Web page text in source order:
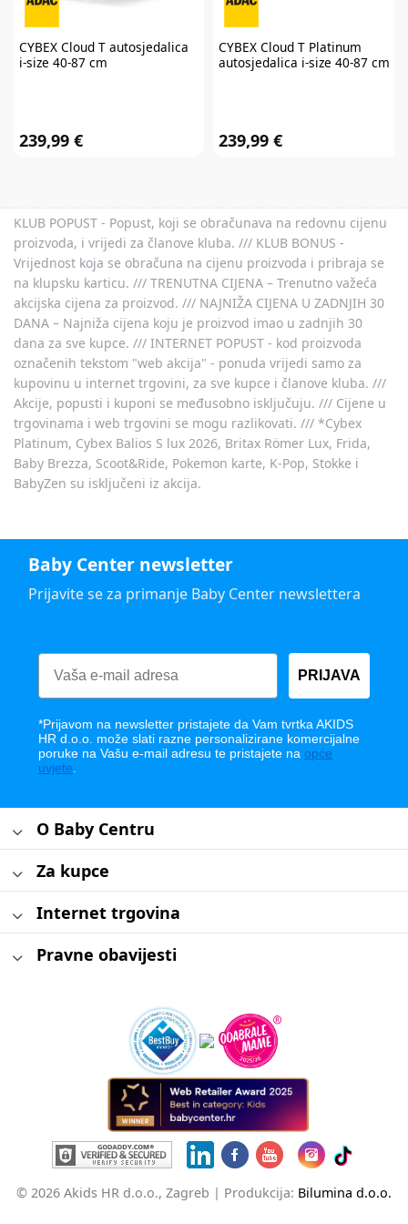
CYBEXCloud T autosjedalica
i-size 40-87 cm
239,99 €
CYBEX Cloud T Platinum
autosjedalica i-size 40-87 cm
239,99 €
KLUB POPUST - Popust, koji se obračunava na redovnu cijenu
proizvoda, i vrijedi za članove kluba. /// KLUB BONUS -
Vrijednost koja se obračuna na cijenu proizvoda i pribraja se
na klupsku karticu. /// TRENUTNA CIJENA – Trenutno važeća
akcijska cijena za proizvod. /// NAJNIŽA CIJENA U ZADNJIH 30
DANA – Najniža cijena koju je proizvod imao u zadnjih 30
dana za sve kupce. /// INTERNET POPUST - kod proizvoda
označenih tekstom "web akcija" - ponuda vrijedi samo za
kupovinu u internet trgovini, za sve kupce i članove kluba. ///
Akcije, popusti i kuponi se međusobno isključuju. /// Cijene u
trgovinama i web trgovini se mogu razlikovati. /// *Cybex
Platinum, Cybex Balios S lux 2026, Britax Römer Lux, Frida,
Baby Brezza, Scoot&Ride, Pokemon karte, K-Pop, Stokke i
BabyZen su isključeni iz akcija.
Baby Center newsletter
Prijavite se za primanje Baby Center newslettera
PRIJAVA
*Prijavom na newsletter pristajete da Vam tvrtka AKIDS
HR d.o.o. može slati razne personalizirane komercijalne
poruke na Vašu e-mail adresu te pristajete na opće
uvjete
O Baby Centru
Za kupce
Internet trgovina
Pravne obavijesti
© 2026 Akids HR d.o.o., Zagreb | Produkcija: Bilumina d.o.o.
usluga. Promo kod za popust nije moguće kombinirati s aktualnim
popust vrijedi 30 dana.